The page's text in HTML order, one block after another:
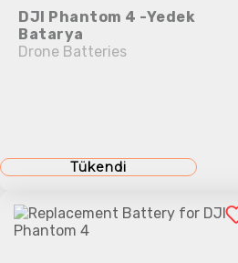
DJI Phantom 4 -Yedek
Batarya
Drone Batteries
Tükendi